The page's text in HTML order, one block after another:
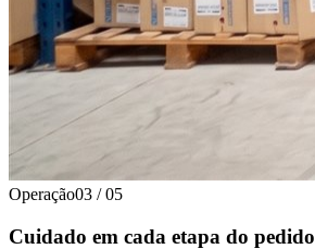
Operação03 / 05
Cuidado em cada etapa do pedido